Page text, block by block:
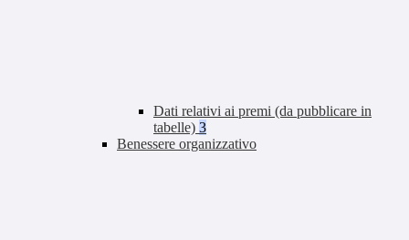
Dati relativi ai premi (da pubblicare in
tabelle) 3
Benessere organizzativo